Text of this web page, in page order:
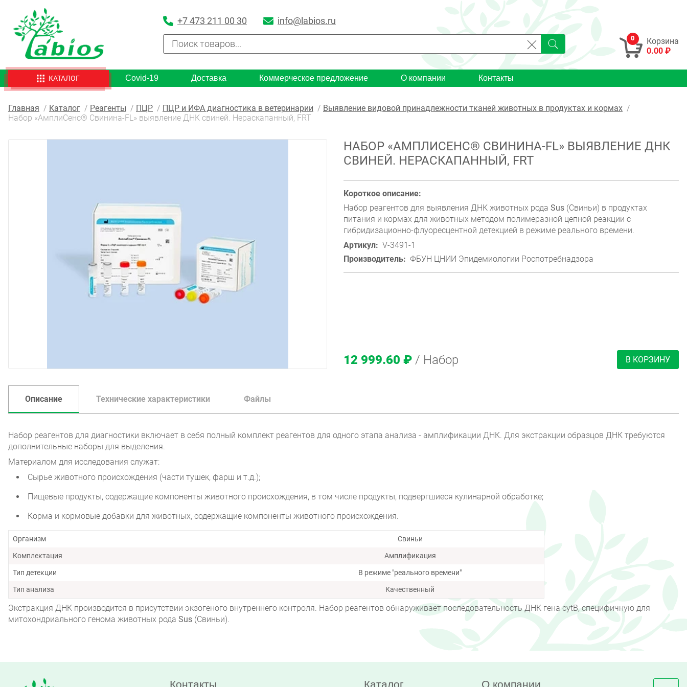
+7 473 211 00 30 info@labios.ru
0
Корзина
0.00 ₽
КАТАЛОГ Covid-19 Доставка Коммерческое предложение О компании Контакты
Главная Каталог Реагенты ПЦР ПЦР и ИФА диагностика в ветеринарии
Выявление видовой принадлежности тканей животных в продуктах и кормах
Набор «АмплиСенс® Свинина-FL» выявление ДНК свиней. Нераскапанный, FRT
НАБОР «АМПЛИСЕНС® СВИНИНА-FL» ВЫЯВЛЕНИЕ ДНК
СВИНЕЙ. НЕРАСКАПАННЫЙ, FRT
Короткое описание:
Набор реагентов для выявления ДНК животных рода Sus (Свиньи) в продуктах
питания и кормах для животных методом полимеразной цепной реакции с
гибридизационно-флуоресцентной детекцией в режиме реального времени.
Артикул: V-3491-1
Производитель: ФБУН ЦНИИ Эпидемиологии Роспотребнадзора
12 999.60 ₽ / Набор В КОРЗИНУ
Описание Технические характеристики Файлы
Набор реагентов для диагностики включает в себя полный комплект реагентов для одного этапа анализа - амплификации ДНК. Для экстракции образцов ДНК требуются
дополнительные наборы для выделения.
Материалом для исследования служат:
Сырье животного происхождения (части тушек, фарш и т.д.);
Пищевые продукты, содержащие компоненты животного происхождения, в том числе продукты, подвергшиеся кулинарной обработке;
Корма и кормовые добавки для животных, содержащие компоненты животного происхождения.
Организм
Свиньи
Комплектация
Амплификация
Тип детекции
В режиме "реального времени"
Тип анализа
Качественный
Экстракция ДНК производится в присутствии экзогеного внутреннего контроля. Набор реагентов обнаруживает последовательность ДНК гена cytB, специфичную для
митохондриального генома животных рода Sus (Свиньи).
Контакты Каталог О компании